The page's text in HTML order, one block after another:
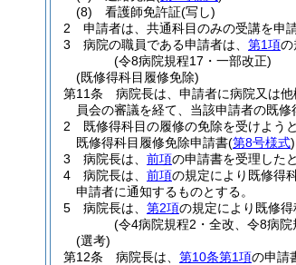
(8)
看護師免許証(写し)
2
申請者は、共通科目のみの受講を申
3
病院の職員である申請者は、 第1項の
(令8病院規程17・一部改正)
(既修得科目履修免除)
第11条
病院長は、申請者に病院又は
員会の審議を経て、当該申請者の既
2
既修得科目の履修の免除を受けよう
既修得科目履修免除申請書(第8号様式)
3
病院長は、 前項の申請書を受理した
4
病院長は、 前項の規定により既修得
申請者に通知するものとする。
5
病院長は、 第2項の規定により既修得
(令4病院規程2・全改、令8病
(選考)
第12条
病院長は、 第10条第1項の申請